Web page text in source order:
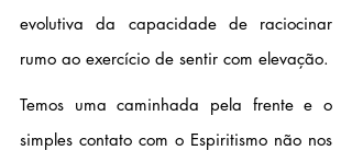
evolutiva da capacidade de raciocinar
Temos uma caminhada pela frente e o
simples contato com o Espiritismo não nos